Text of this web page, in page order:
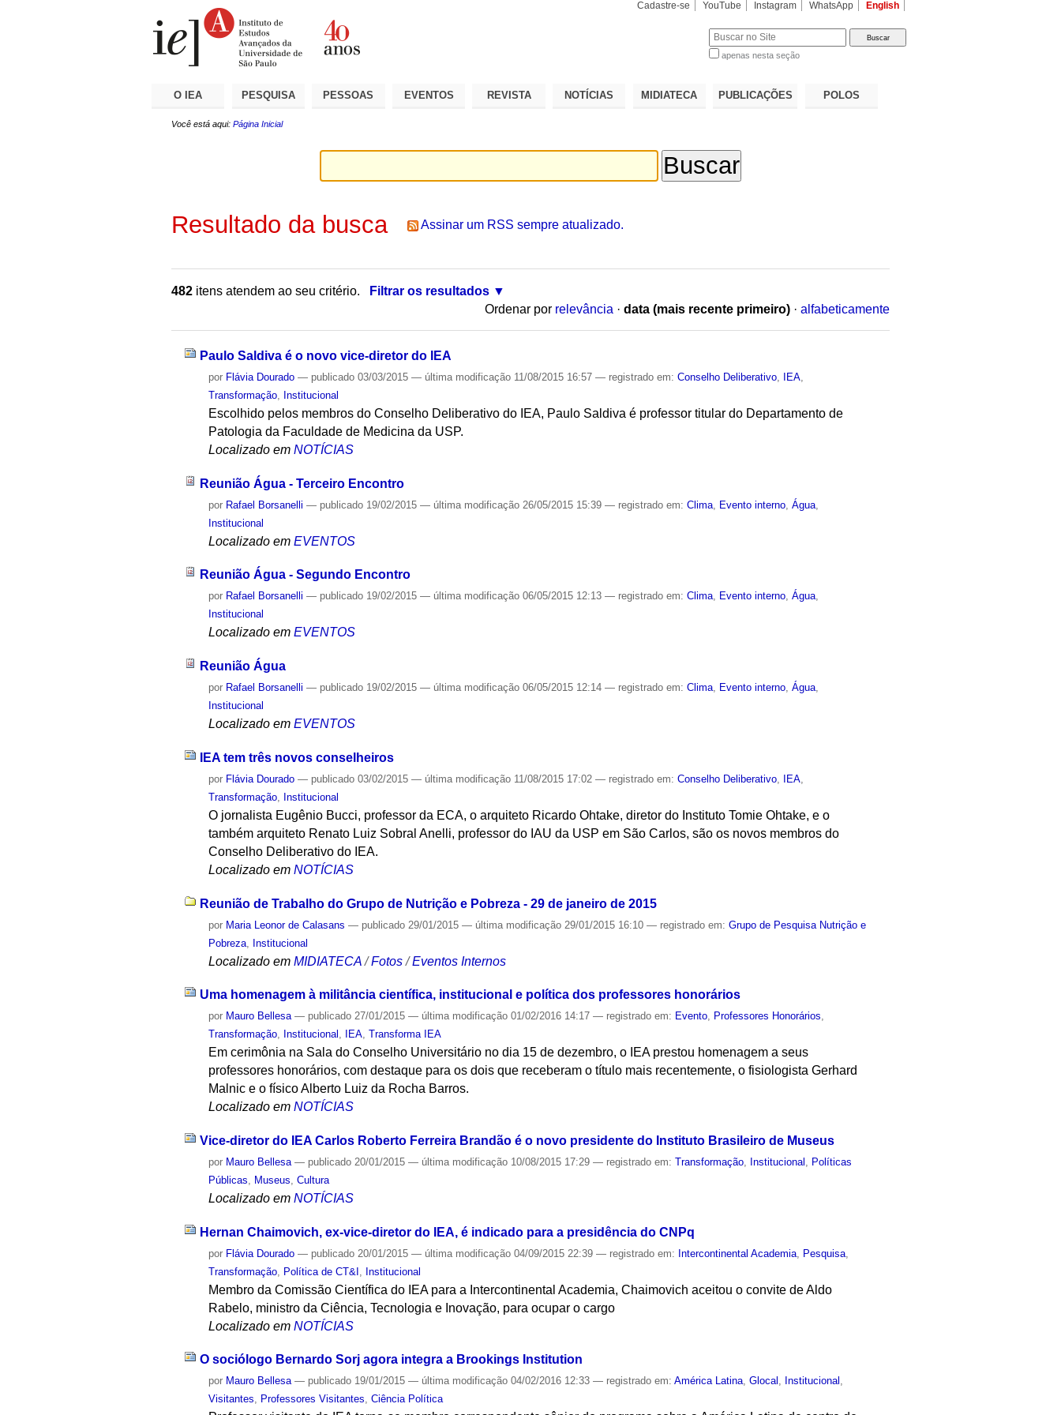
Cadastre-se YouTube Instagram WhatsApp English
apenas nesta seção
O IEA PESQUISA PESSOAS EVENTOS REVISTA NOTÍCIAS MIDIATECA PUBLICAÇÕES POLOS
Você está aqui: Página Inicial
Resultado da busca Assinar um RSS sempre atualizado.
482 itens atendem ao seu critério.
Filtrar os resultados
Ordenar por relevância · data (mais recente primeiro) · alfabeticamente
Paulo Saldiva é o novo vice-diretor do IEA
por Flávia Dourado — publicado 03/03/2015— última modificação 11/08/2015 16:57— registrado em:Conselho Deliberativo IEA
Transformação
Institucional
Escolhido pelos membros do Conselho Deliberativo do IEA, Paulo Saldiva é professor titular do Departamento de
Patologia da Faculdade de Medicina da USP.
Localizado em NOTÍCIAS
Reunião Água - Terceiro Encontro
por Rafael Borsanelli — publicado 19/02/2015— última modificação 26/05/2015 15:39— registrado em:Clima Evento interno ,Água
Institucional
Localizado em EVENTOS
Reunião Água - Segundo Encontro
por Rafael Borsanelli — publicado 19/02/2015— última modificação 06/05/2015 12:13— registrado em:Clima, Evento interno,Água,
Institucional
Localizado em EVENTOS
Reunião Água
por Rafael Borsanelli — publicado 19/02/2015— última modificação 06/05/2015 12:14— registrado em:Clima, Evento interno,Água,
Institucional
Localizado em EVENTOS
IEA tem três novos conselheiros
por Flávia Dourado — publicado 03/02/2015— última modificação 11/08/2015 17:02— registrado em:Conselho Deliberativo IEA
Transformação
Institucional
O jornalista Eugênio Bucci, professor da ECA, o arquiteto Ricardo Ohtake, diretor do Instituto Tomie Ohtake, e o
também arquiteto Renato Luiz Sobral Anelli, professor do IAU da USP em São Carlos, são os novos membros do
Conselho Deliberativo do IEA.
Localizado em NOTÍCIAS
Reunião de Trabalho do Grupo de Nutrição e Pobreza - 29 de janeiro de 2015
por Maria Leonor de Calasans — publicado 29/01/2015— última modificação 29/01/2015 16:10— registrado em:Grupo de Pesquisa Nutrição e
Pobreza Institucional
Localizado em MIDIATECA /Fotos /Eventos Internos
Uma homenagem à militância científica, institucional e política dos professores honorários
por Mauro Bellesa — publicado 27/01/2015— última modificação 01/02/2016 14:17— registrado em: Evento, Professores Honorários,
Transformação, Institucional , IEA,Transforma IEA
Em cerimônia na Sala do Conselho Universitário no dia 15 de dezembro, o IEA prestou homenagem a seus
professores honorários, com destaque para os dois que receberam o título mais recentemente, o fisiologista Gerhard
Malnic e o físico Alberto Luiz da Rocha Barros.
Localizado em NOTÍCIAS
Vice-diretor do IEA Carlos Roberto Ferreira Brandão é o novo presidente do Instituto Brasileiro de Museus
por Mauro Bellesa — publicado 20/01/2015— última modificação 10/08/2015 17:29— registrado em:Transformação Institucional
Políticas
Públicas
Museus ,Cultura
Localizado em NOTÍCIAS
Hernan Chaimovich, ex-vice-diretor do IEA, é indicado para a presidência do CNPq
por Flávia Dourado — publicado 20/01/2015— última modificação 04/09/2015 22:39— registrado em: Intercontinental Academia Pesquisa
Transformação Política de CT&I Institucional
Membro da Comissão Científica do IEA para a Intercontinental Academia, Chaimovich aceitou o convite de Aldo
Rabelo, ministro da Ciência, Tecnologia e Inovação, para ocupar o cargo
Localizado em NOTÍCIAS
O sociólogo Bernardo Sorj agora integra a Brookings Institution
por Mauro Bellesa — publicado 19/01/2015— última modificação 04/02/2016 12:33— registrado em:América Latina,Glocal , Institucional ,
Visitantes, Professores Visitantes,Ciência Política